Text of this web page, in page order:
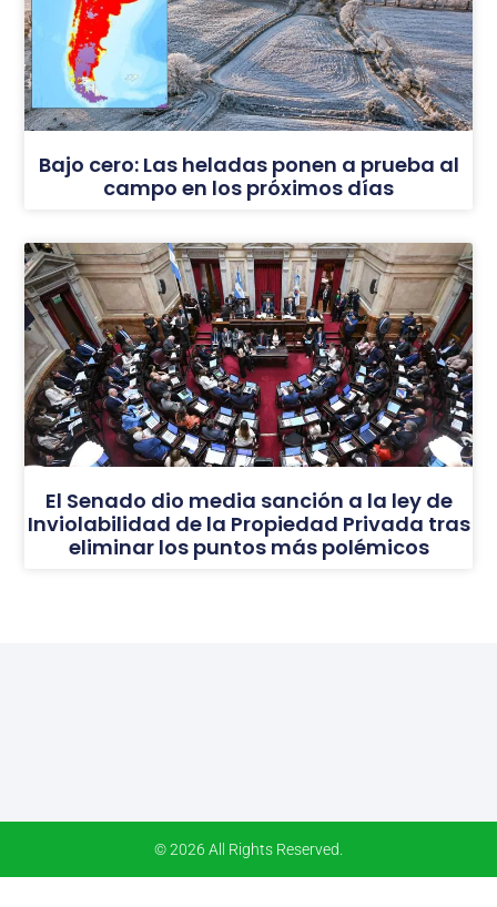
Bajo cero: Las heladas ponen a prueba al
campo en los próximos días
El Senado dio media sanción a la ley de
Inviolabilidad de la Propiedad Privada tras
eliminar los puntos más polémicos
© 2026 All Rights Reserved.